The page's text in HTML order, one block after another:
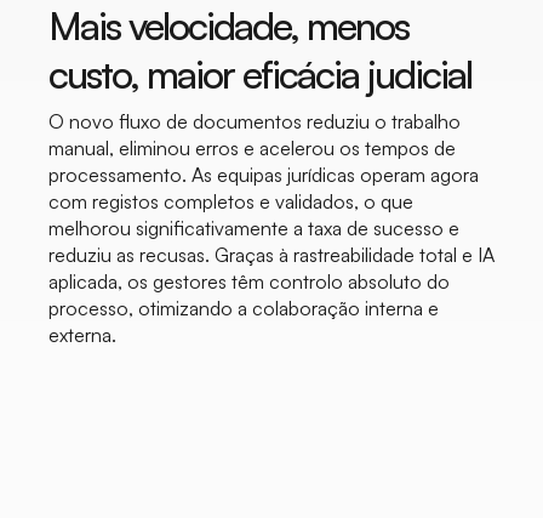
Mais velocidade, menos
custo, maior eficácia judicial
O novo fluxo de documentos reduziu o trabalho
manual, eliminou erros e acelerou os tempos de
processamento. As equipas jurídicas operam agora
com registos completos e validados, o que
melhorou significativamente a taxa de sucesso e
reduziu as recusas. Graças à rastreabilidade total e IA
aplicada, os gestores têm controlo absoluto do
processo, otimizando a colaboração interna e
externa.